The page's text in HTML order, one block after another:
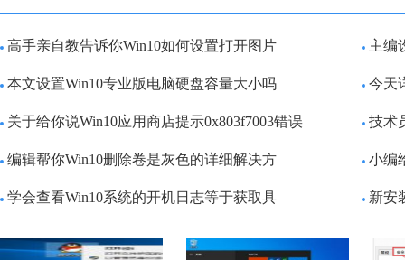
高手亲自教告诉你Win10如何设置打开图片 主编
本文设置Win10专业版电脑硬盘容量大小吗 今天
关于给你说Win10应用商店提示0x803f7003错误 技术
编辑帮你Win10删除卷是灰色的详细解决方 小编
学会查看Win10系统的开机日志等于获取具 新安